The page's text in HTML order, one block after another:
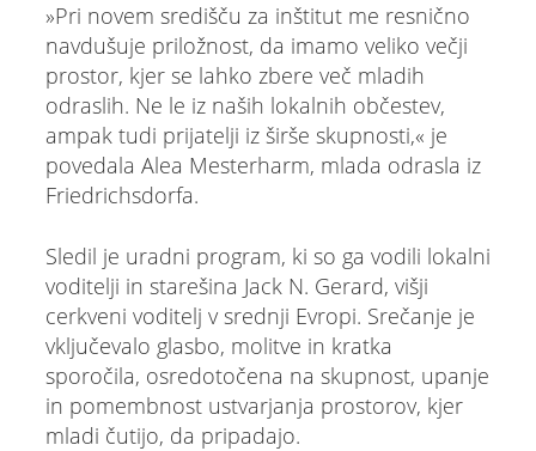
»Pri novem središču za inštitut me resnično
navdušuje priložnost, da imamo veliko večji
prostor, kjer se lahko zbere več mladih
odraslih. Ne le iz naših lokalnih občestev,
ampak tudi prijatelji iz širše skupnosti,« je
povedala Alea Mesterharm, mlada odrasla iz
Friedrichsdorfa.
Sledil je uradni program, ki so ga vodili lokalni
voditelji in starešina Jack N. Gerard, višji
cerkveni voditelj v srednji Evropi. Srečanje je
vključevalo glasbo, molitve in kratka
sporočila, osredotočena na skupnost, upanje
in pomembnost ustvarjanja prostorov, kjer
mladi čutijo, da pripadajo.